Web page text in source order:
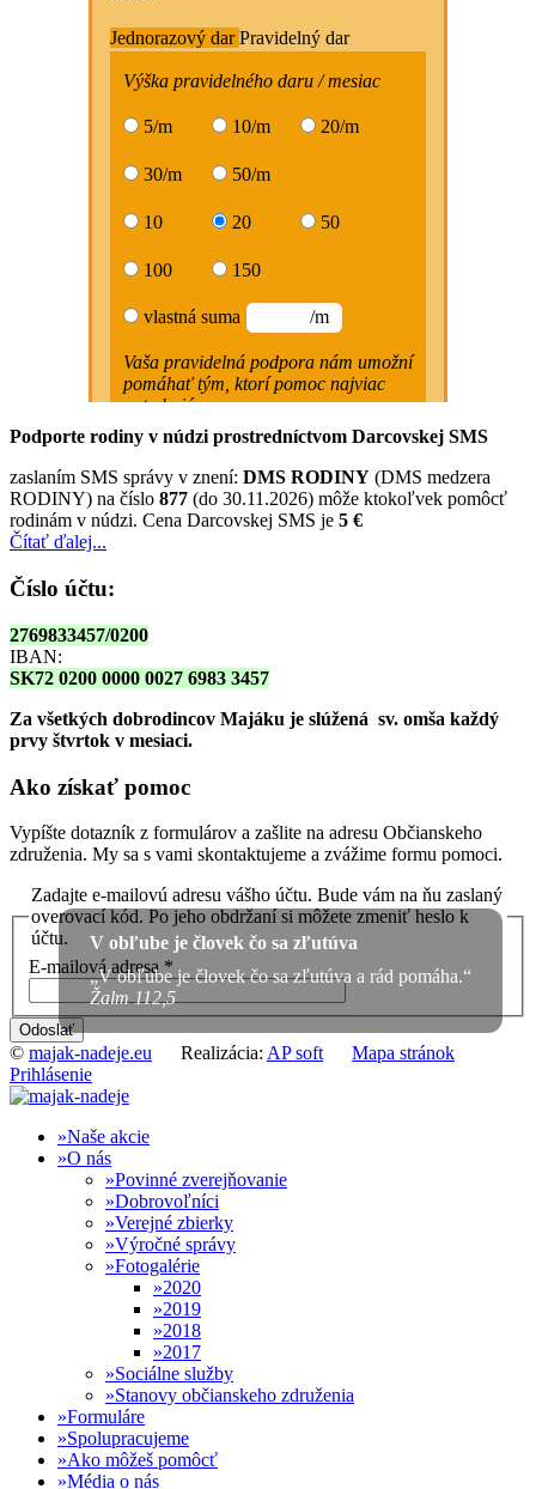
Podporte rodiny v núdzi prostredníctvom Darcovskej SMS
zaslaním SMS správy v znení: DMS RODINY (DMS medzera
RODINY) na číslo 877 (do 30.11.2026) môže ktokoľvek pomôcť
rodinám v núdzi. Cena Darcovskej SMS je 5 €
Čítať ďalej...
Číslo účtu:
2769833457/0200
IBAN:
SK72 0200 0000 0027 6983 3457
Za všetkých dobrodincov Majáku je slúžená sv. omša každý
prvy štvrtok v mesiaci.
Ako získať pomoc
Vypíšte dotazník z formulárov a zašlite na adresu Občianskeho
združenia. My sa s vami skontaktujeme a zvážime formu pomoci.
V obľube je človek čo sa zľutúva
„V obľube je človek čo sa zľutúva a rád pomáha.“
Žalm 112,5
Zadajte e-mailovú adresu vášho účtu. Bude vám na ňu zaslaný
overovací kód. Po jeho obdržaní si môžete zmeniť heslo k
účtu.
E-mailová adresa *
Odoslať
© majak-nadeje.eu Realizácia: AP soft
Mapa stránok
Prihlásenie
Naše akcie
O nás
Povinné zverejňovanie
Dobrovoľníci
Verejné zbierky
Výročné správy
Fotogalérie
2020
2019
2018
2017
Sociálne služby
Stanovy občianskeho združenia
Formuláre
Spolupracujeme
Ako môžeš pomôcť
Média o nás